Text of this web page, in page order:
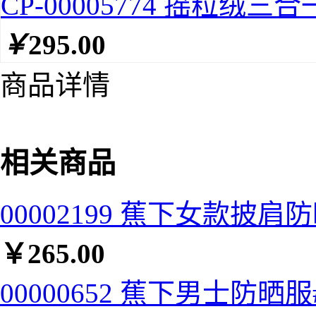
￥295.00
商品详情
相关商品
00002199 蕉下女款披肩
￥265.00
00000652 蕉下男士防晒